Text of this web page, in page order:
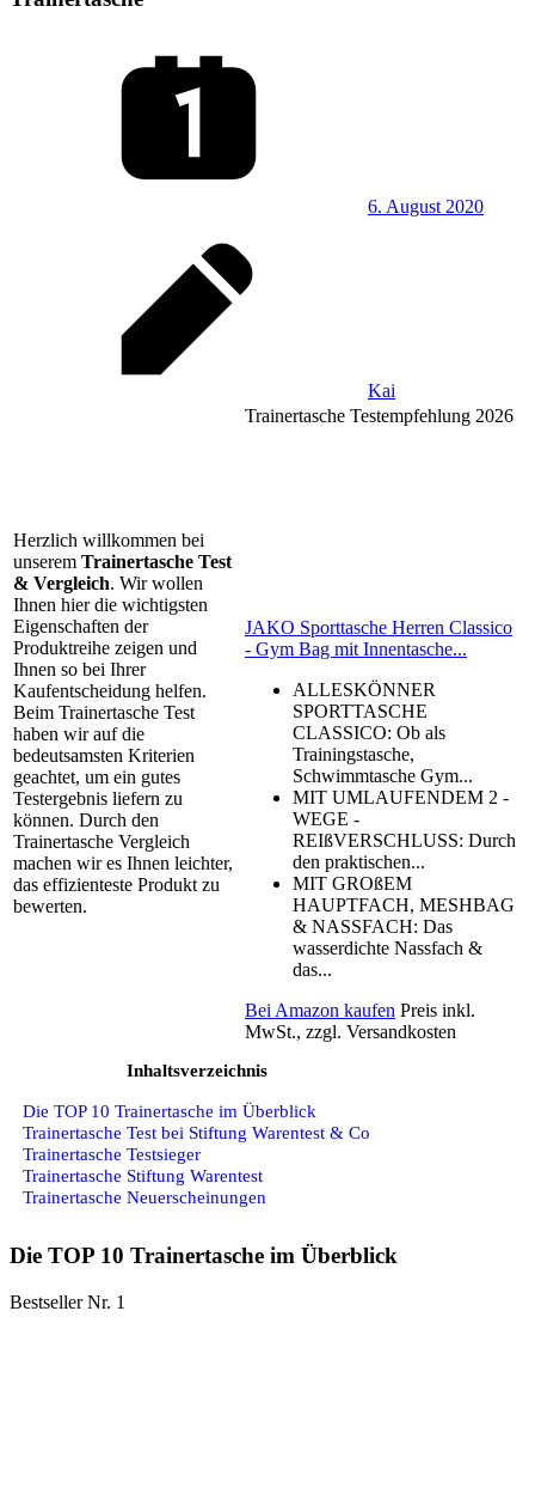
6. August 2020
Kai
Herzlich willkommen bei
unserem Trainertasche Test
& Vergleich. Wir wollen
Ihnen hier die wichtigsten
Eigenschaften der
Produktreihe zeigen und
Ihnen so bei Ihrer
Kaufentscheidung helfen.
Beim Trainertasche Test
haben wir auf die
bedeutsamsten Kriterien
geachtet, um ein gutes
Testergebnis liefern zu
können. Durch den
Trainertasche Vergleich
machen wir es Ihnen leichter,
das effizienteste Produkt zu
bewerten.
Trainertasche Testempfehlung 2026
JAKO Sporttasche Herren Classico
- Gym Bag mit Innentasche...
ALLESKÖNNER
SPORTTASCHE
CLASSICO: Ob als
Trainingstasche,
Schwimmtasche Gym...
MIT UMLAUFENDEM 2 -
WEGE -
REIßVERSCHLUSS: Durch
den praktischen...
MIT GROßEM
HAUPTFACH, MESHBAG
& NASSFACH: Das
wasserdichte Nassfach &
das...
Bei Amazon kaufen Preis inkl.
MwSt., zzgl. Versandkosten
Inhaltsverzeichnis
Die TOP 10 Trainertasche im Überblick
Trainertasche Test bei Stiftung Warentest & Co
Trainertasche Testsieger
Trainertasche Stiftung Warentest
Trainertasche Neuerscheinungen
Die TOP 10 Trainertasche im Überblick
Bestseller Nr. 1